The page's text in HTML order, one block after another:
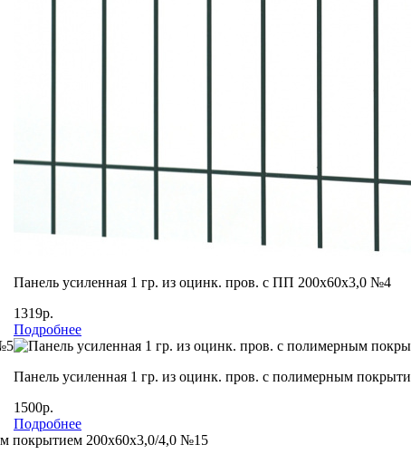
Панель усиленная 1 гр. из оцинк. пров. с ПП 200х60х3,0 №4
1319р.
Подробнее
Панель усиленная 1 гр. из оцинк. пров. с полимерным
1500р.
Подробнее